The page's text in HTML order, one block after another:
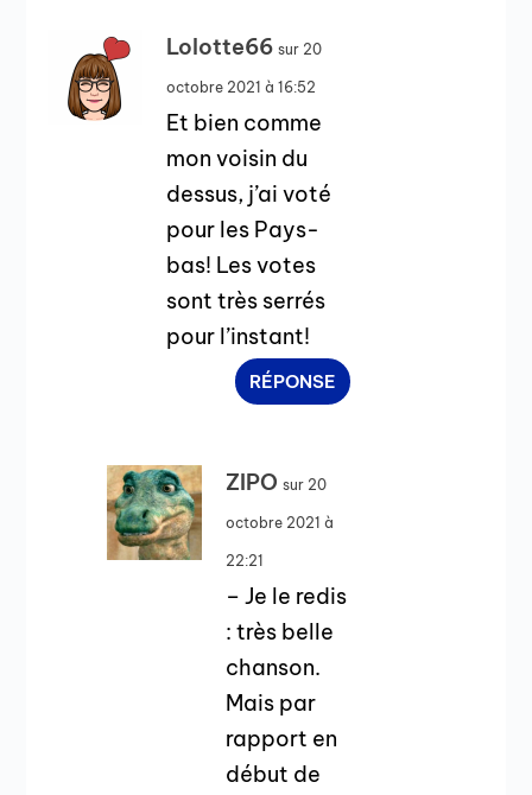
Lolotte66 sur 20
octobre 2021 à 16:52
Et bien comme
mon voisin du
dessus, j’ai voté
pour les Pays-
bas! Les votes
sont très serrés
pour l’instant!
RÉPONSE
ZIPO sur 20
octobre 2021 à
22:21
– Je le redis
: très belle
chanson.
Mais par
rapport en
début de